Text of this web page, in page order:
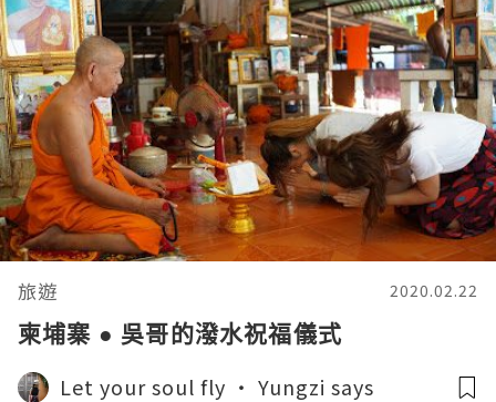
旅遊 2020.02.22
柬埔寨 ● 吳哥的潑水祝福儀式
Let your soul fly ‧ Yungzi says